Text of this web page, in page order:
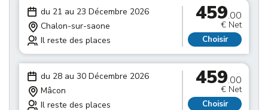
du 21 au 23 Décembre 2026
Chalon-sur-saone
Il reste des places
459.00
€ Net
Choisir
du 28 au 30 Décembre 2026
Mâcon
Il reste des places
459.00
€ Net
Choisir